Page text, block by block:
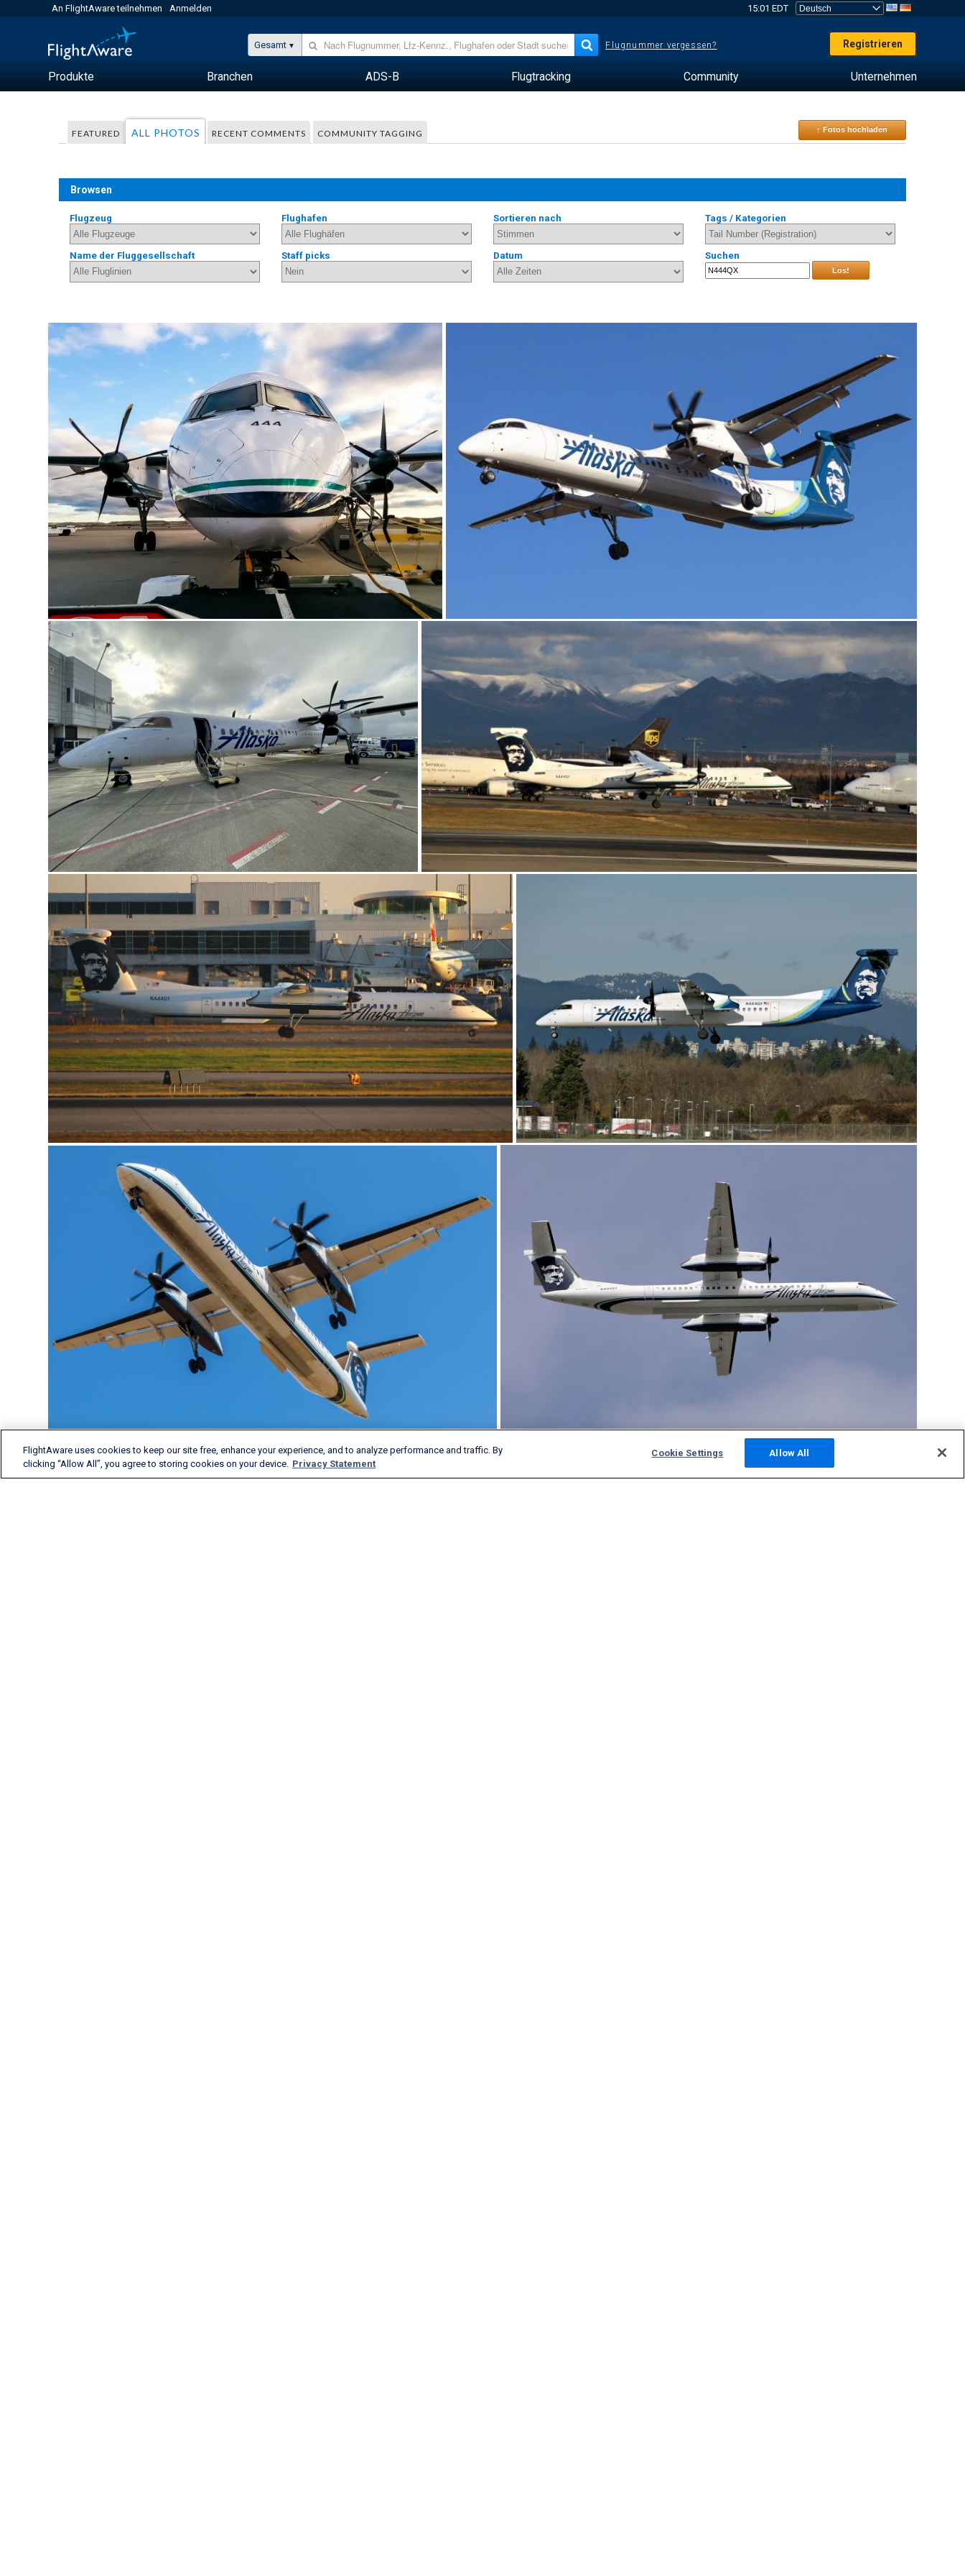
An FlightAware teilnehmen Anmelden 15:01 EDT
Gesamt Flugnummer vergessen? Registrieren
Produkte Branchen ADS-B Flugtracking Community Unternehmen
FEATURED ALL PHOTOS RECENT COMMENTS COMMUNITY TAGGING ↑ Fotos hochladen
Browsen
Flugzeug Flughafen Sortieren nach Tags / Kategorien
Name der Fluggesellschaft Staff picks Datum Suchen
Los!
FlightAware uses cookies to keep our site free, enhance your experience, and to analyze performance and traffic. By
clicking “Allow All”, you agree to storing cookies on your device. Privacy Statement
Cookie Settings Allow All